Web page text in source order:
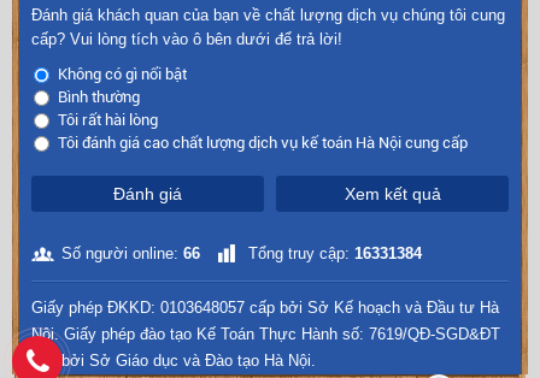
Đánh giá khách quan của bạn về chất lượng dịch vụ chúng tôi cung
cấp? Vui lòng tích vào ô bên dưới để trả lời!
Không có gì nổi bật
Bình thường
Tôi rất hài lòng
Tôi đánh giá cao chất lượng dịch vụ kế toán Hà Nội cung cấp
Đánh giá Xem kết quả
Số người online: 66 Tổng truy cập: 16331384
Giấy phép ĐKKD: 0103648057 cấp bởi Sở Kế hoạch và Đầu tư Hà
Nội. Giấy phép đào tạo Kế Toán Thực Hành số: 7619/QĐ-SGD&ĐT
cấp bởi Sở Giáo dục và Đào tạo Hà Nội.